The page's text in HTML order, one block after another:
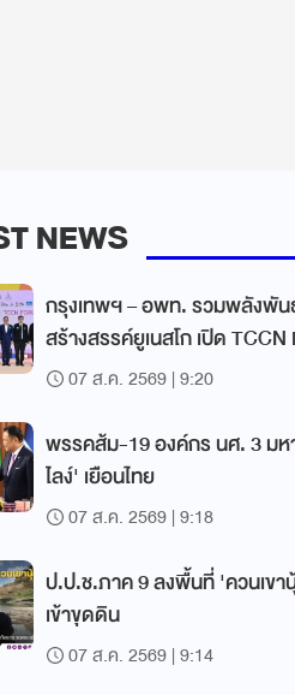
NEWS
กรุงเทพฯ – อพท. รวมพลังพัน
สร้างสรรค์ยูเนสโก เปิด
07 ส.ค. 2569 | 9:20
พรรคส้ม-19 องค์กร นศ. 3 ม
ไลง์' เยือนไทย
07 ส.ค. 2569 | 9:18
ป.ป.ช.ภาค 9 ลงพื้นที่ 'ควนเข
เข้าขุดดิน
07 ส.ค. 2569 | 9:14